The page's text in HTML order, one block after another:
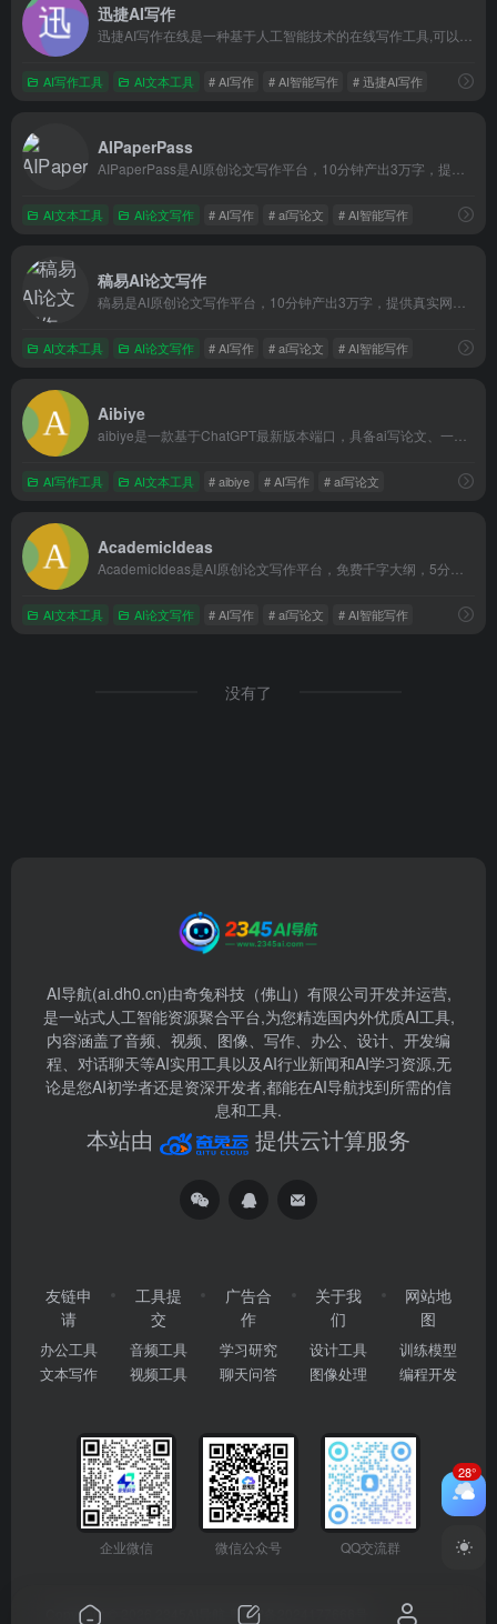
迅捷AI写作
AI写作工具 AI文本工具 # AI写作 # AI智能写作 # 迅捷AI写作
AIPaperPass
AI文本工具 AI论文写作 # AI写作 # ai写论文 # AI智能写作
稿易AI论文写作
AI文本工具 AI论文写作 # AI写作 # ai写论文 # AI智能写作
Aibiye
AI写作工具 AI文本工具 # aibiye # AI写作 # ai写论文
AcademicIdeas
AI文本工具 AI论文写作 # AI写作 # ai写论文 # AI智能写作
没有了
AI导航(ai.dh0.cn)由奇兔科技（佛山）有限公司开发并运营,
是一站式人工智能资源聚合平台,为您精选国内外优质AI工具,
内容涵盖了音频、视频、图像、写作、办公、设计、开发编
程、对话聊天等AI实用工具以及AI行业新闻和AI学习资源,无
论是您AI初学者还是资深开发者,都能在AI导航找到所需的信
息和工具.
本站由 提供云计算服务
友链申
请
办公工具
文本写作
工具提
交
音频工具
视频工具
广告合
作
学习研究
聊天问答
关于我
们
设计工具
图像处理
网站地
图
训练模型
编程开发
企业微信 微信公众号 QQ交流群
Copyright © 2026 粤ICP备2024177666号
28°